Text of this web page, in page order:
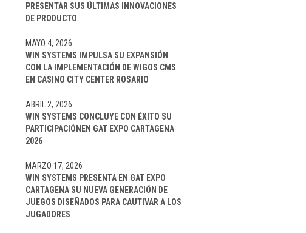
PRESENTAR SUS ÚLTIMAS INNOVACIONES
DE PRODUCTO
WIN SYSTEMS IMPULSA SU EXPANSIÓN
CON LA IMPLEMENTACIÓN DE WIGOS CMS
EN CASINO CITY CENTER ROSARIO
MAYO 4, 2026
WIN SYSTEMS CONCLUYE CON ÉXITO SU
PARTICIPACIÓNEN GAT EXPO CARTAGENA
2026
ABRIL 2, 2026
WIN SYSTEMS PRESENTA EN GAT EXPO
CARTAGENA SU NUEVA GENERACIÓN DE
JUEGOS DISEÑADOS PARA CAUTIVAR A LOS
JUGADORES
MARZO 17, 2026